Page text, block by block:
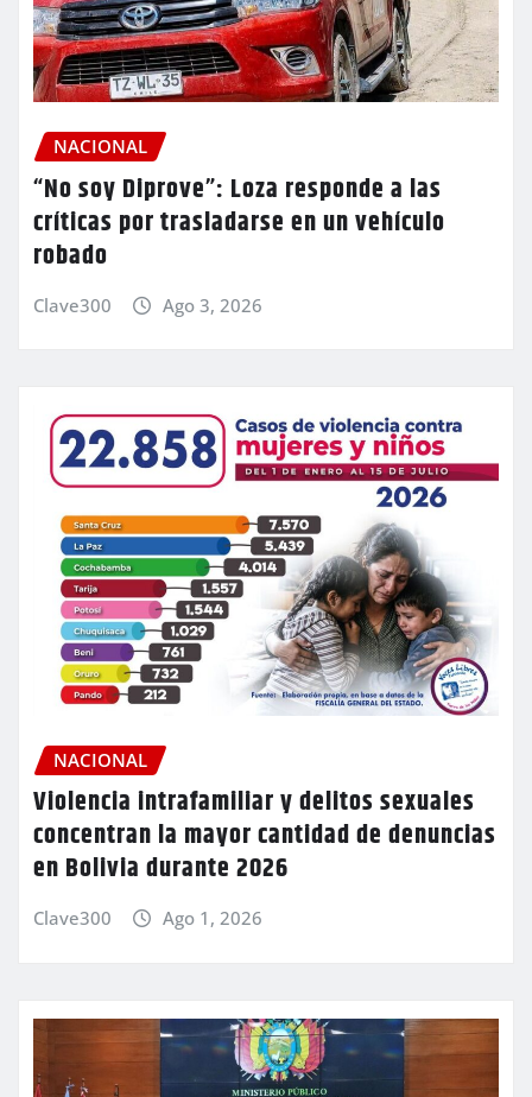
NACIONAL
“No soy Diprove”: Loza responde a las
críticas por trasladarse en un vehículo
robado
Clave300 Ago 3, 2026
NACIONAL
Violencia intrafamiliar y delitos sexuales
concentran la mayor cantidad de denuncias
en Bolivia durante 2026
Clave300 Ago 1, 2026